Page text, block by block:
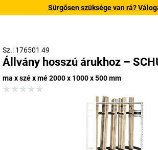
Sürgősen szüksége van rá?
Sz.: 176501 49
Állvány hosszú árukhoz –
ma x szé x mé 2000 x 1000 x 500 mm